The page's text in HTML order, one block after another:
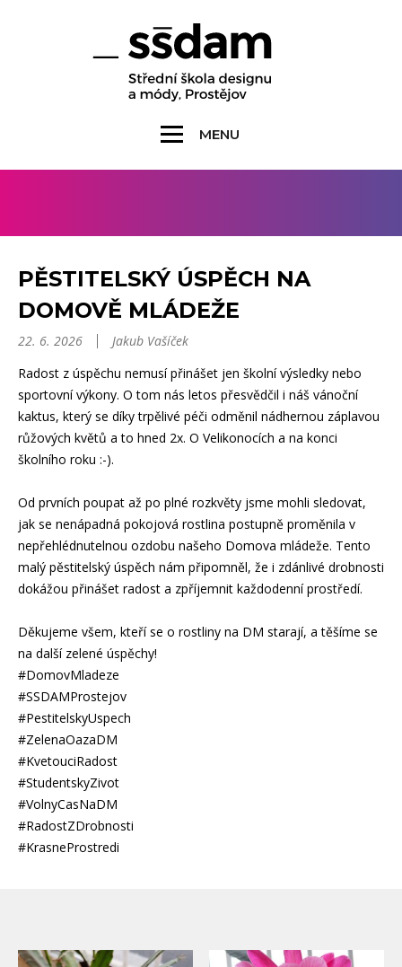
MENU
PĚSTITELSKÝ ÚSPĚCH NA
DOMOVĚ MLÁDEŽE
22. 6. 2026
Jakub Vašíček
Radost z úspěchu nemusí přinášet jen školní výsledky nebo
sportovní výkony. O tom nás letos přesvědčil i náš vánoční
kaktus, který se díky trpělivé péči odměnil nádhernou záplavou
růžových květů a to hned 2x. O Velikonocích a na konci
školního roku :-).
Od prvních poupat až po plné rozkvěty jsme mohli sledovat,
jak se nenápadná pokojová rostlina postupně proměnila v
nepřehlédnutelnou ozdobu našeho Domova mládeže. Tento
malý pěstitelský úspěch nám připomněl, že i zdánlivé drobnosti
dokážou přinášet radost a zpříjemnit každodenní prostředí.
Děkujeme všem, kteří se o rostliny na DM starají, a těšíme se
na další zelené úspěchy!
#DomovMladeze
#SSDAMProstejov
#PestitelskyUspech
#ZelenaOazaDM
#KvetouciRadost
#StudentskyZivot
#VolnyCasNaDM
#RadostZDrobnosti
#KrasneProstredi